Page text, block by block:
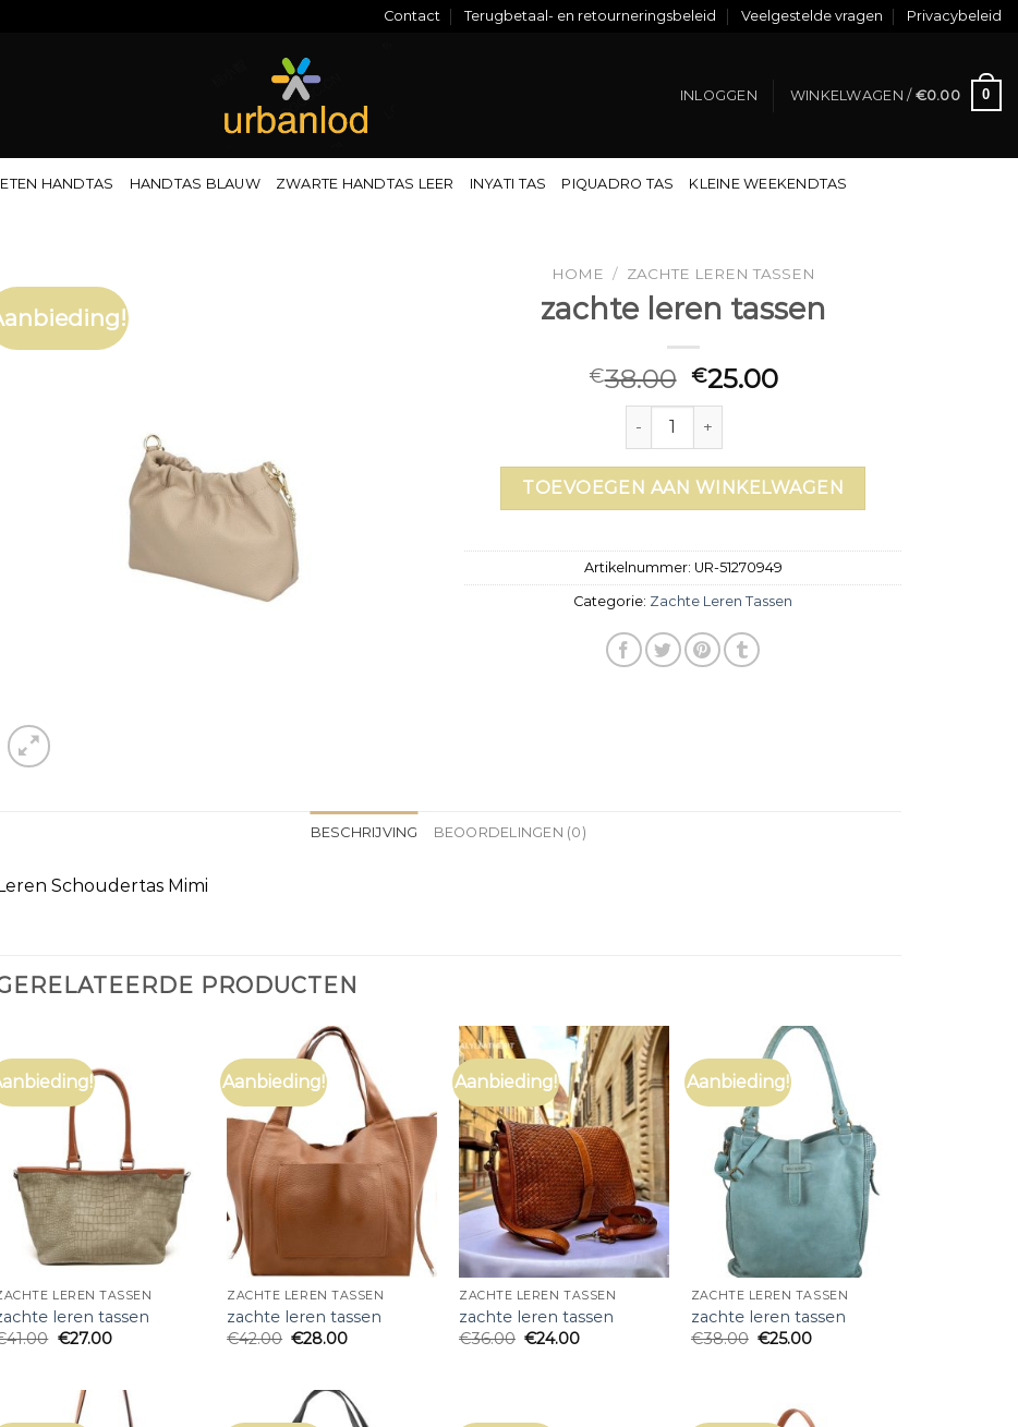
Contact Terugbetaal- en retourneringsbeleid Veelgestelde vragen Privacybeleid
INLOGGEN WINKELWAGEN / €0.00 0
HANDTAS HANDTAS BLAUW ZWARTE HANDTAS LEER INYATI TAS PIQUADRO TAS KLEINE WEEKENDTAS
HOME / ZACHTE LEREN TASSEN
zachte leren tassen
€38.00 €25.00
zachte leren tassen aantal
TOEVOEGEN AAN WINKELWAGEN
Artikelnummer: UR-51270949
Categorie: Zachte Leren Tassen
BESCHRIJVING BEOORDELINGEN (0)
Schoudertas Mimi
PRODUCTEN
LEREN TASSEN
leren tassen
41.00 €27.00
Aanbieding!
ZACHTE LEREN TASSEN
zachte leren tassen
€42.00 €28.00
Aanbieding!
ZACHTE LEREN TASSEN
zachte leren tassen
€36.00 €24.00
Aanbieding!
ZACHTE LEREN TASSEN
zachte leren tassen
€38.00 €25.00